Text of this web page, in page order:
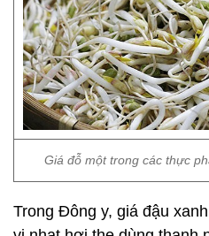
Giá đỗ một trong các thực
Trong Đông y, giá đậu